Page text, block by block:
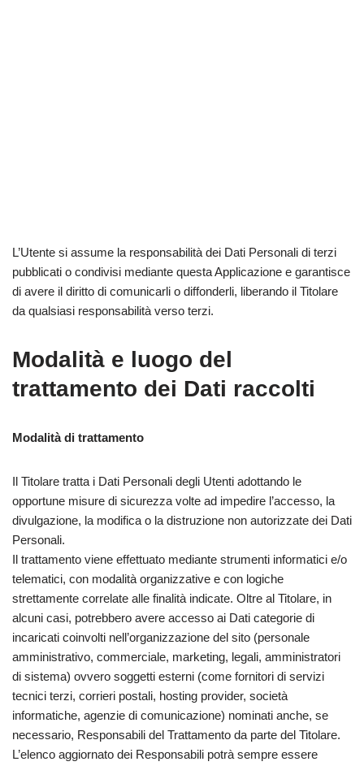
L’Utente si assume la responsabilità dei Dati Personali di terzi
pubblicati o condivisi mediante questa Applicazione e garantisce
di avere il diritto di comunicarli o diffonderli, liberando il Titolare
da qualsiasi responsabilità verso terzi.
Modalità e luogo del
trattamento dei Dati raccolti
Modalità di trattamento
Il Titolare tratta i Dati Personali degli Utenti adottando le
opportune misure di sicurezza volte ad impedire l’accesso, la
divulgazione, la modifica o la distruzione non autorizzate dei Dati
Personali.
Il trattamento viene effettuato mediante strumenti informatici e/o
telematici, con modalità organizzative e con logiche
strettamente correlate alle finalità indicate. Oltre al Titolare, in
alcuni casi, potrebbero avere accesso ai Dati categorie di
incaricati coinvolti nell’organizzazione del sito (personale
amministrativo, commerciale, marketing, legali, amministratori
di sistema) ovvero soggetti esterni (come fornitori di servizi
tecnici terzi, corrieri postali, hosting provider, società
informatiche, agenzie di comunicazione) nominati anche, se
necessario, Responsabili del Trattamento da parte del Titolare.
L’elenco aggiornato dei Responsabili potrà sempre essere